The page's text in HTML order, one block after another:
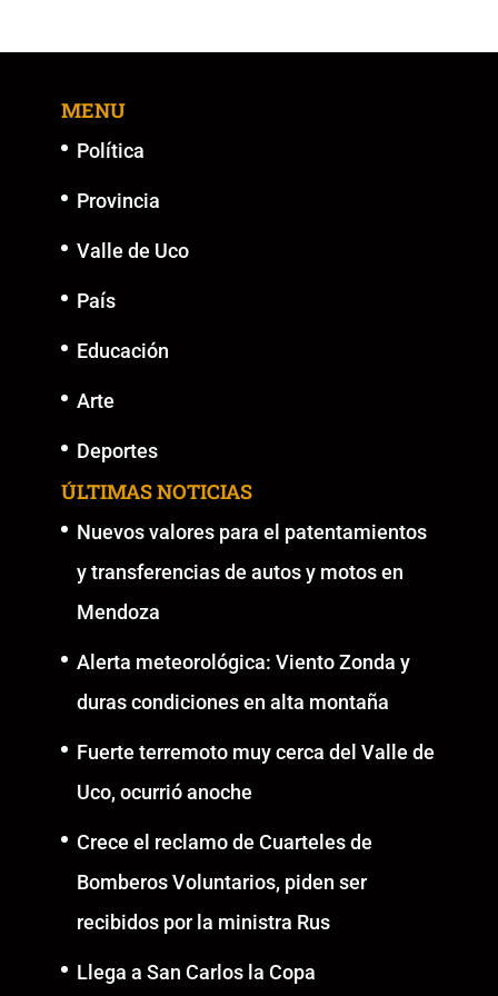
MENU
Política
Provincia
Valle de Uco
País
Educación
Arte
Deportes
ÚLTIMAS NOTICIAS
Nuevos valores para el patentamientos
y transferencias de autos y motos en
Mendoza
Alerta meteorológica: Viento Zonda y
duras condiciones en alta montaña
Fuerte terremoto muy cerca del Valle de
Uco, ocurrió anoche
Crece el reclamo de Cuarteles de
Bomberos Voluntarios, piden ser
recibidos por la ministra Rus
Llega a San Carlos la Copa